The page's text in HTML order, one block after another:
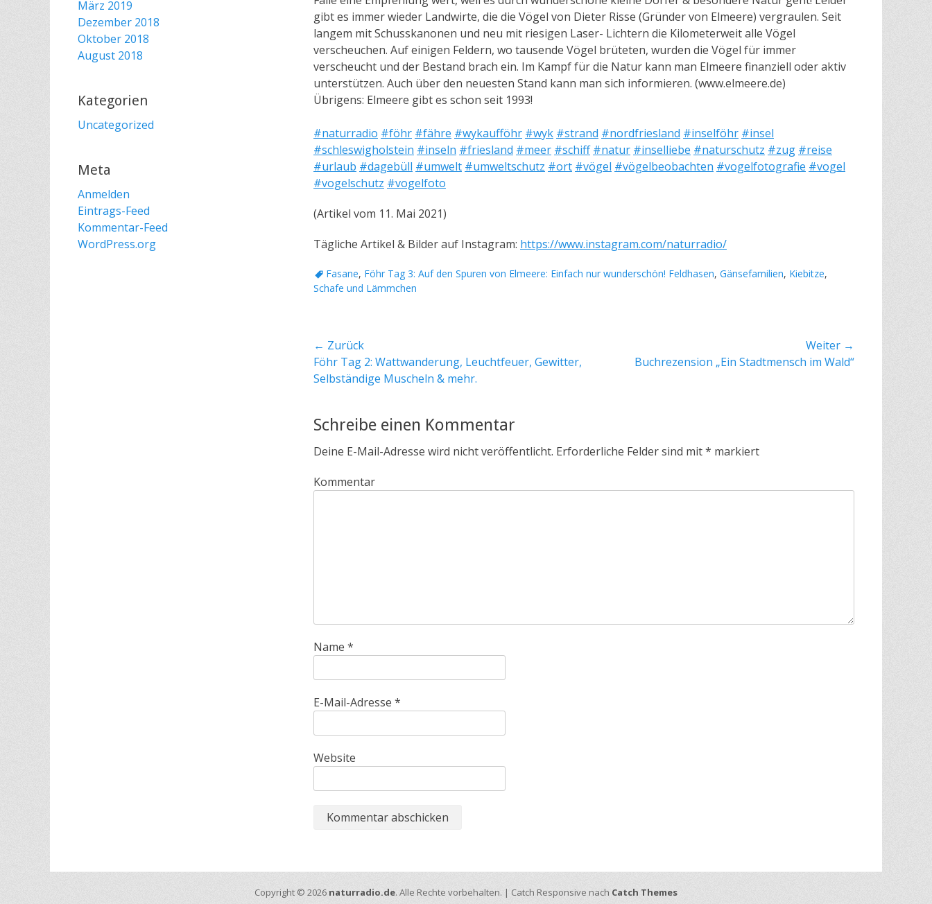
gibt es immer wieder Landwirte, die die Vögel von Dieter Risse (Gründer von Elmeere) vergraulen. Seit
langem mit Schusskanonen und neu mit riesigen Laser- Lichtern die Kilometerweit alle Vögel
verscheuchen. Auf einigen Feldern, wo tausende Vögel brüteten, wurden die Vögel für immer
verscheucht und der Bestand brach ein. Im Kampf für die Natur kann man Elmeere finanziell oder aktiv
unterstützen. Auch über den neuesten Stand kann man sich informieren. (www.elmeere.de)
Übrigens: Elmeere gibt es schon seit 1993!
#naturradio #föhr #fähre #wykaufföhr #wyk #strand #nordfriesland #inselföhr #insel
#schleswigholstein #inseln #friesland #meer #schiff #natur #inselliebe #naturschutz #zug #reise
#urlaub #dagebüll #umwelt #umweltschutz #ort #vögel #vögelbeobachten #vogelfotografie #vogel
#vogelschutz #vogelfoto
(Artikel vom 11. Mai 2021)
Tägliche Artikel & Bilder auf Instagram: https://www.instagram.com/naturradio/
Schlagworte
Fasane, Föhr Tag 3: Auf den Spuren von Elmeere: Einfach nur wunderschön! Feldhasen, Gänsefamilien, Kiebitze,
Schafe und Lämmchen
Beitragsnavigation
← Zurück
Vorheriger
Beitrag:
Föhr Tag 2: Wattwanderung, Leuchtfeuer, Gewitter,
Selbständige Muscheln & mehr.
Weiter →
Buchrezension „Ein Stadtmensch im Wald“
Schreibe einen Kommentar
Deine E-Mail-Adresse wird nicht veröffentlicht. Erforderliche Felder sind mit* markiert
Kommentar
Name *
E-Mail-Adresse *
Website
März 2019
Dezember 2018
Oktober 2018
August 2018
Kategorien
Uncategorized
Meta
Anmelden
Eintrags-Feed
Kommentar-Feed
WordPress.org
Copyright © 2026 naturradio.de. Alle Rechte vorbehalten. | Catch Responsive nach Catch Themes